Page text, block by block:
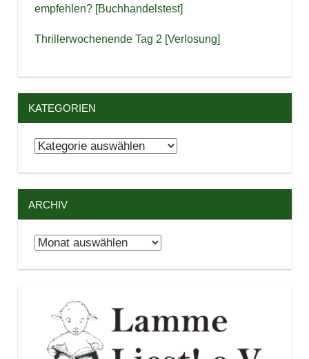
empfehlen? [Buchhandelstest]
Thrillerwochenende Tag 2 [Verlosung]
KATEGORIEN
Kategorien
ARCHIV
Archiv